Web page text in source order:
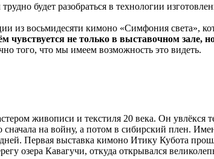
будет разобраться в технологии
из восьмидесяти кимоно «Симфония света»,
чувствуется не только в выставочном зале,
того, что мы имеем возможность это видеть.
живописи и текстиля 20 века. Он увлёкся
сначала на войну, а потом в сибирский плен.
Первая выставка кимоно Итику Кубота
озера Кавагучи, откуда открывался